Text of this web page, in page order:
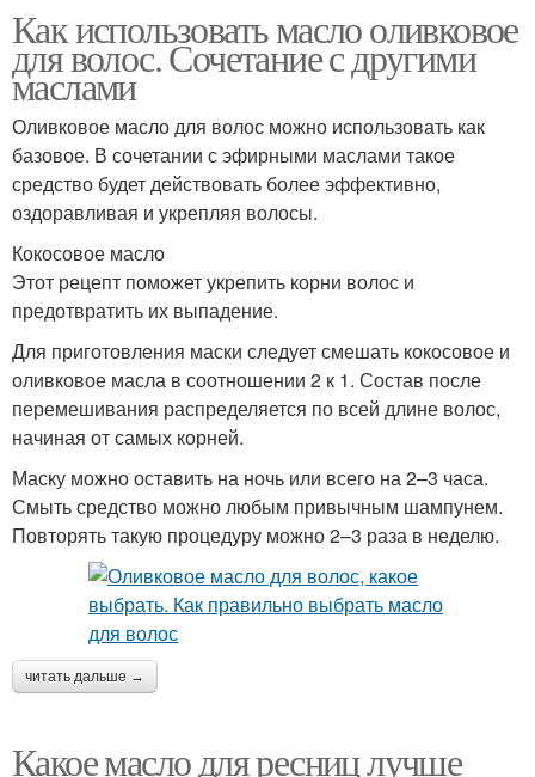
Как использовать масло оливковое
для волос. Сочетание с другими
маслами
Оливковое масло для волос можно использовать как
базовое. В сочетании с эфирными маслами такое
средство будет действовать более эффективно,
оздоравливая и укрепляя волосы.
Кокосовое масло
Этот рецепт поможет укрепить корни волос и
предотвратить их выпадение.
Для приготовления маски следует смешать кокосовое и
оливковое масла в соотношении 2 к 1. Состав после
перемешивания распределяется по всей длине волос,
начиная от самых корней.
Маску можно оставить на ночь или всего на 2–3 часа.
Смыть средство можно любым привычным шампунем.
Повторять такую процедуру можно 2–3 раза в неделю.
читать дальше →
Какое масло для ресниц лучше